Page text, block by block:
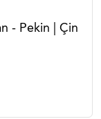
- Pekin | Çin